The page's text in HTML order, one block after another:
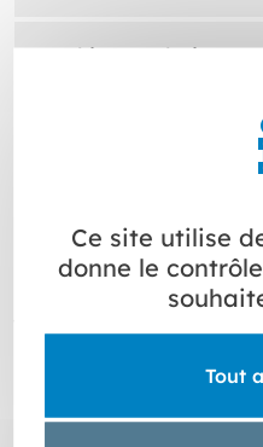
Ce site utilise
donne le
Tout
Cookies analytiques
Cookies de publicité
4.